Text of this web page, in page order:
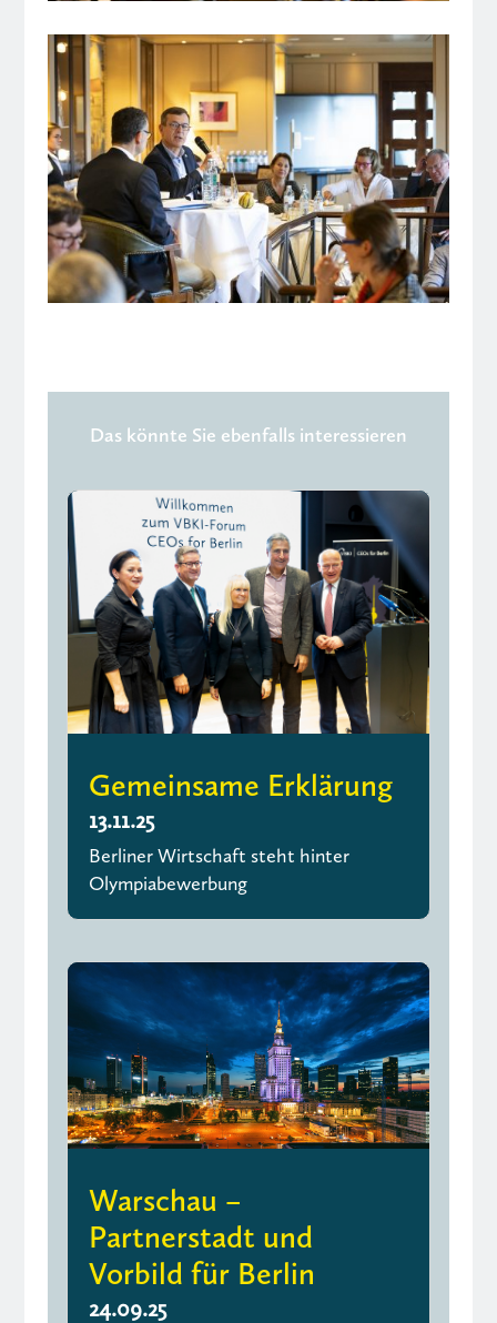
Das könnte Sie ebenfalls interessieren
Gemeinsame Erklärung
13.11.25
Berliner Wirtschaft steht hinter
Olympiabewerbung
Warschau –
Partnerstadt und
Vorbild für Berlin
24.09.25